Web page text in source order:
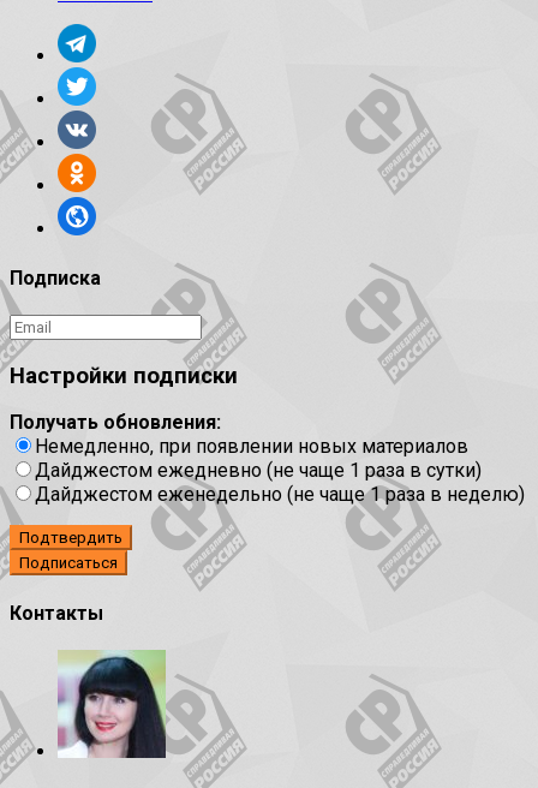
Подписка
Настройки подписки
Получать обновления:
Немедленно, при появлении новых материалов
Дайджестом ежедневно (не чаще 1 раза в сутки)
Дайджестом еженедельно (не чаще 1 раза в неделю)
Подтвердить
Контакты